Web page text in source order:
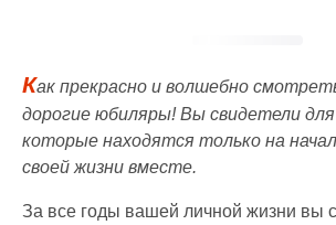
Как прекрасно и волшебно
дорогие юбиляры! Вы свидетели для
которые находятся только на
своей жизни вместе.
За все годы вашей личной жизни вы